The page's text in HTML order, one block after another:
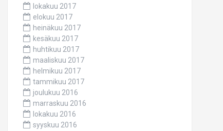
lokakuu 2017
elokuu 2017
heinäkuu 2017
kesäkuu 2017
huhtikuu 2017
maaliskuu 2017
helmikuu 2017
tammikuu 2017
joulukuu 2016
marraskuu 2016
lokakuu 2016
syyskuu 2016